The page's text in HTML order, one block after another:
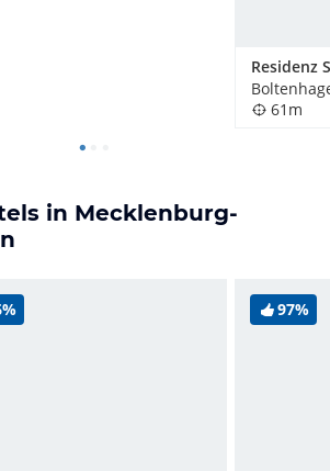
Residenz
61m
in Mecklenburg-
97%